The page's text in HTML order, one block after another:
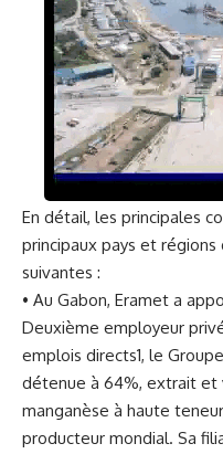
En détail, les principales
principaux pays et
suivantes :
• Au Gabon, Eramet a
Deuxième employeur
emplois directs1, le
détenue à 64%, extrait et
manganèse à haute
producteur mondial. Sa